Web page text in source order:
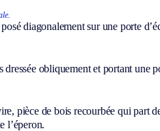
diagonalement sur une porte
dressée obliquement et portant une
pièce de bois recourbée qui part
l’éperon.